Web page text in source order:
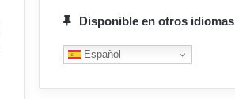
Disponible en otros idiomas
Español